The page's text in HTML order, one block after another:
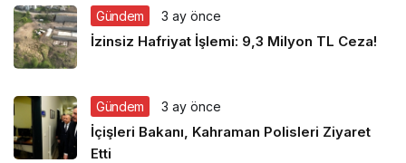
Gündem 3 ay önce
İzinsiz Hafriyat İşlemi: 9,3 Milyon TL Ceza!
Gündem 3 ay önce
İçişleri Bakanı, Kahraman Polisleri Ziyaret
Etti